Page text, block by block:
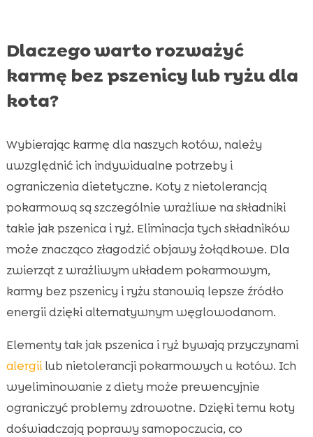
Dlaczego warto rozważyć
karmę bez pszenicy lub ryżu dla
kota?
Wybierając karmę dla naszych kotów, należy
uwzględnić ich indywidualne potrzeby i
ograniczenia dietetyczne. Koty z nietolerancją
pokarmową są szczególnie wrażliwe na składniki
takie jak pszenica i ryż. Eliminacja tych składników
może znacząco złagodzić objawy żołądkowe. Dla
zwierząt z wrażliwym układem pokarmowym,
karmy bez pszenicy i ryżu stanowią lepsze źródło
energii dzięki alternatywnym węglowodanom.
Elementy tak jak pszenica i ryż bywają przyczynami
alergiilub nietolerancji pokarmowych u kotów. Ich
wyeliminowanie z diety może prewencyjnie
ograniczyć problemy zdrowotne. Dzięki temu koty
doświadczają poprawy samopoczucia, co